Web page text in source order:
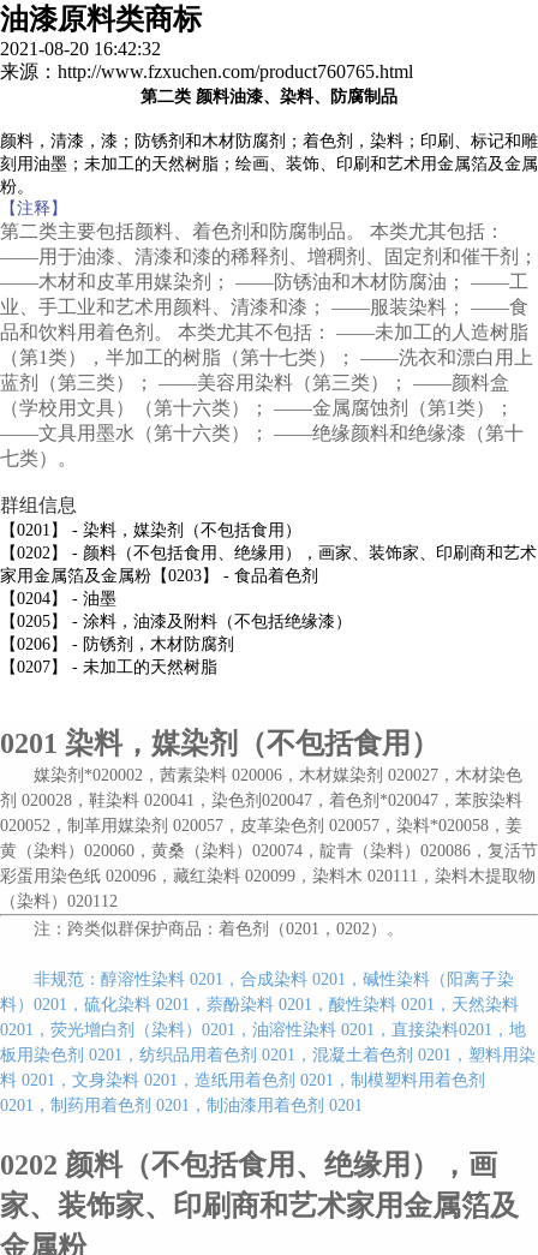
油漆原料类商标
2021-08-20 16:42:32
来源：http://www.fzxuchen.com/product760765.html
第二类 颜料油漆、染料、防腐制品
颜料，清漆，漆；防锈剂和木材防腐剂；着色剂，染料；印刷、标记和雕
刻用油墨；未加工的天然树脂；绘画、装饰、印刷和艺术用金属箔及金属
粉。
【注释】
第二类主要包括颜料、着色剂和防腐制品。 本类尤其包括：
——用于油漆、清漆和漆的稀释剂、增稠剂、固定剂和催干剂；
——木材和皮革用媒染剂； ——防锈油和木材防腐油； ——工
业、手工业和艺术用颜料、清漆和漆； ——服装染料； ——食
品和饮料用着色剂。 本类尤其不包括： ——未加工的人造树脂
（第1类），半加工的树脂（第十七类）； ——洗衣和漂白用上
蓝剂（第三类）； ——美容用染料（第三类）； ——颜料盒
（学校用文具）（第十六类）； ——金属腐蚀剂（第1类）；
——文具用墨水（第十六类）； ——绝缘颜料和绝缘漆（第十
七类）。
群组信息
【0201】 - 染料，媒染剂（不包括食用）
【0202】 - 颜料（不包括食用、绝缘用），画家、装饰家、印刷商和艺术
家用金属箔及金属粉【0203】 - 食品着色剂
【0204】 - 油墨
【0205】 - 涂料，油漆及附料（不包括绝缘漆）
【0206】 - 防锈剂，木材防腐剂
【0207】 - 未加工的天然树脂
0201 染料，媒染剂（不包括食用）
媒染剂 *020002，茜素染料 020006，木材媒染剂 020027，木材染色
剂 020028，鞋染料 020041， 染色剂 020047，着色剂*020047，苯胺染料
020052，制革用媒染剂 020057，皮革染色剂 020057，染料*020058，姜
黄（染料）020060，黄桑（染料）020074，靛青（染料）020086，复活节
彩蛋用染色纸 020096，藏红染料 020099，染料木 020111，染料木提取物
（染料）020112
注：跨类似群保护商品：着色剂（0201，0202）。
非规范： 醇溶性染料 0201，合成染料 0201，碱性染料（阳离子染
料）0201，硫化染料 0201，萘酚染料 0201，酸性染料 0201，天然染料
0201，荧光增白剂（染料）0201，油溶性染料 0201，直接染料0201 ，地
板用染色剂 0201，纺织品用着色剂 0201，混凝土着色剂 0201，塑料用染
料 0201，文身染料 0201，造纸用着色剂 0201，制模塑料用着色剂
0201，制药用着色剂 0201，制油漆用着色剂 0201
0202 颜料（不包括食用、绝缘用），画
家、装饰家、印刷商和艺术家用金属箔及
金属粉